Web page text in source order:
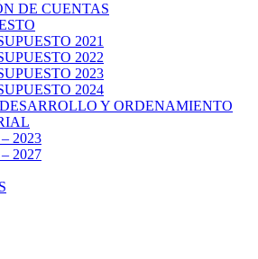
DE CUENTAS
2021
2022
2023
2024
Y ORDENAMIENTO
2023
2027